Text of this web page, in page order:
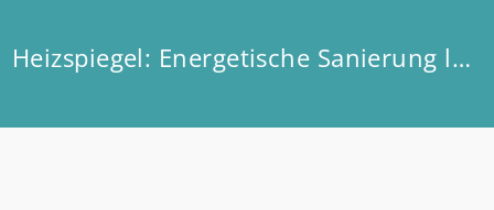
Heizspiegel: Energetische Sanierung lohnt sich